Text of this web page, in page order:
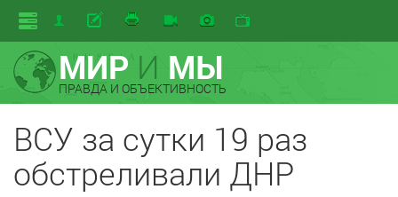
МИРИ МЫ
ПРАВДА И ОБЪЕКТИВНОСТЬ
ВСУ за сутки 19 раз
обстреливали ДНР